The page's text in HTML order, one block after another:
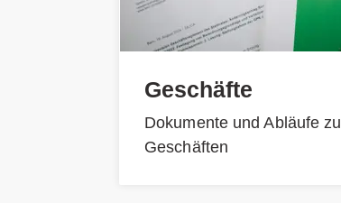
Geschäfte
Dokumente und Abläufe zu
Geschäften